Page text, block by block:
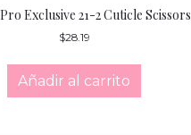
Exclusive 21-2 Cuticle Scissors
$28.19
Añadir al carrito